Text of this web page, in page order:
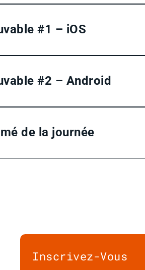
#1 – iOS
#2 – Android
de la journée
Inscrivez-Vous